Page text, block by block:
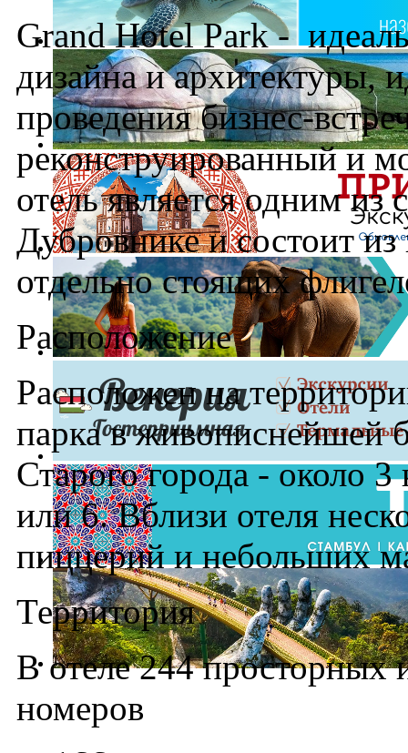
Grand Hotel Park -
дизайна и архитектуры,
проведения бизнес-
реконструированный и
отель является одним
Дубровнике и состоит из
отдельно стоящих
Расположение
Расположен на
парка в живописнейшей
Старого города - около
или 6. Вблизи отеля
пиццерий и небольших
Территория
В отеле 244
номеров